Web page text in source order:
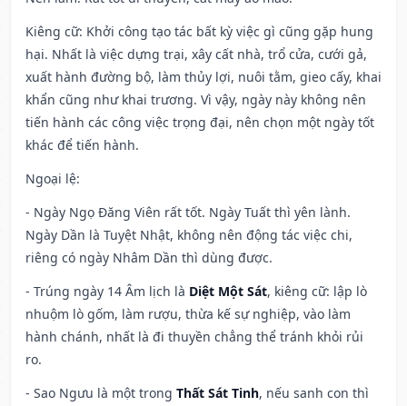
Kiêng cữ: Khởi công tạo tác bất kỳ việc gì cũng gặp hung
hại. Nhất là việc dựng trại, xây cất nhà, trổ cửa, cưới gả,
xuất hành đường bộ, làm thủy lợi, nuôi tằm, gieo cấy, khai
khẩn cũng như khai trương. Vì vậy, ngày này không nên
tiến hành các công việc trọng đại, nên chọn một ngày tốt
khác để tiến hành.
Ngoại lệ:
- Ngày Ngọ Đăng Viên rất tốt. Ngày Tuất thì yên lành.
Ngày Dần là Tuyệt Nhật, không nên động tác việc chi,
riêng có ngày Nhâm Dần thì dùng được.
- Trúng ngày 14 Âm lịch là Diệt Một Sát, kiêng cữ: lập lò
nhuộm lò gốm, làm rượu, thừa kế sự nghiệp, vào làm
hành chánh, nhất là đi thuyền chẳng thể tránh khỏi rủi
ro.
- Sao Ngưu là một trong Thất Sát Tinh, nếu sanh con thì